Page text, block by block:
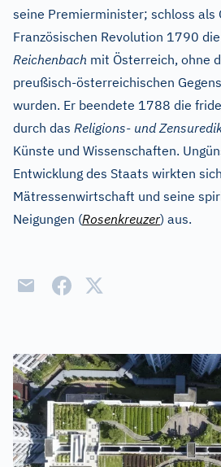
seine Premierminister; schloss als
Französischen Revolution 1790 die
Reichenbach mit Österreich, ohne
preußisch-österreichischen
wurden. Er beendete 1788 die
durch das Religions- und
Künste und Wissenschaften.
Entwicklung des Staats wirkten
Mätressenwirtschaft und seine
Neigungen (Rosenkreuzer) aus.